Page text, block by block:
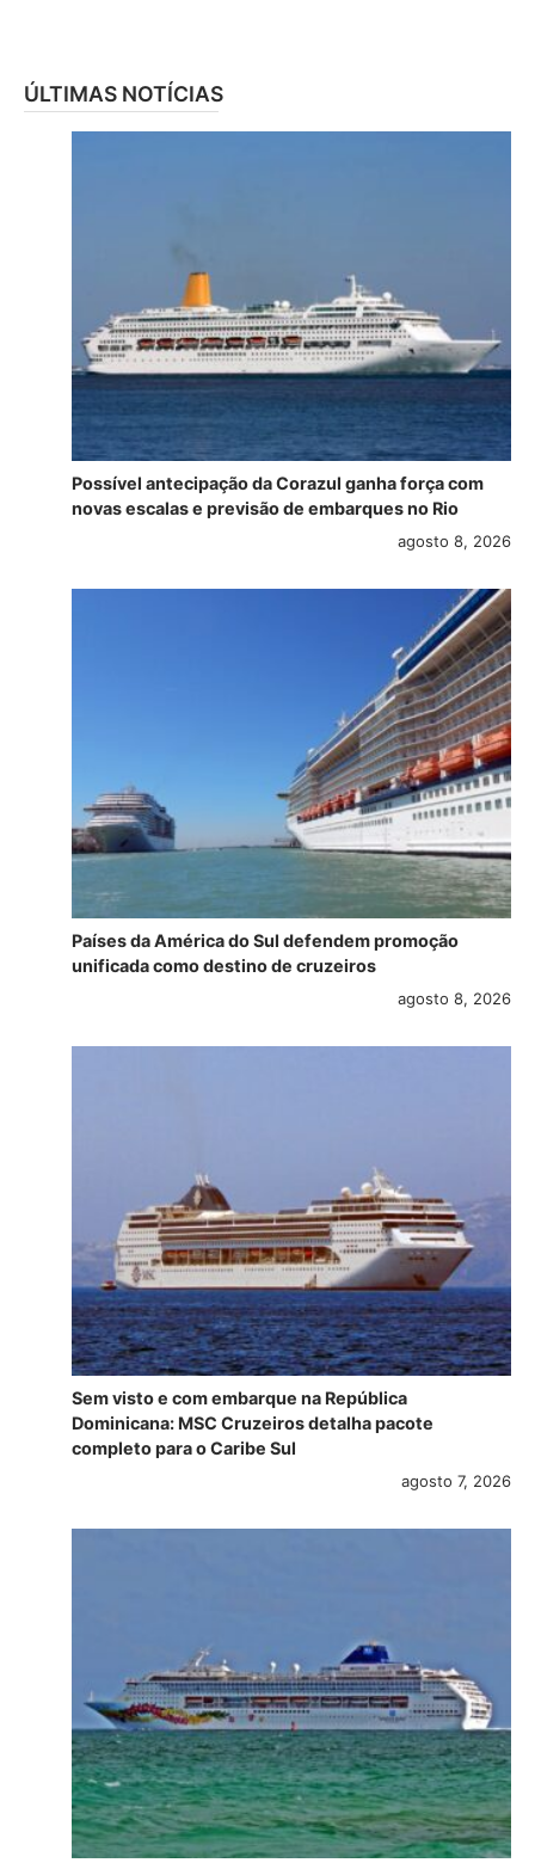
ÚLTIMAS NOTÍCIAS
Possível antecipação da Corazul ganha força com
novas escalas e previsão de embarques no Rio
agosto 8, 2026
Países da América do Sul defendem promoção
unificada como destino de cruzeiros
agosto 8, 2026
Sem visto e com embarque na República
Dominicana: MSC Cruzeiros detalha pacote
completo para o Caribe Sul
agosto 7, 2026